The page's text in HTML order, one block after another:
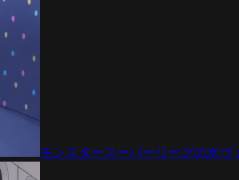
モンスタースーパーリーグの水ヴ